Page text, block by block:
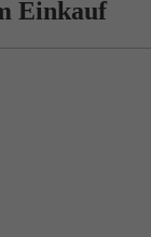
Einkauf